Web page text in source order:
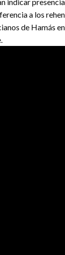
a los
de Hamás